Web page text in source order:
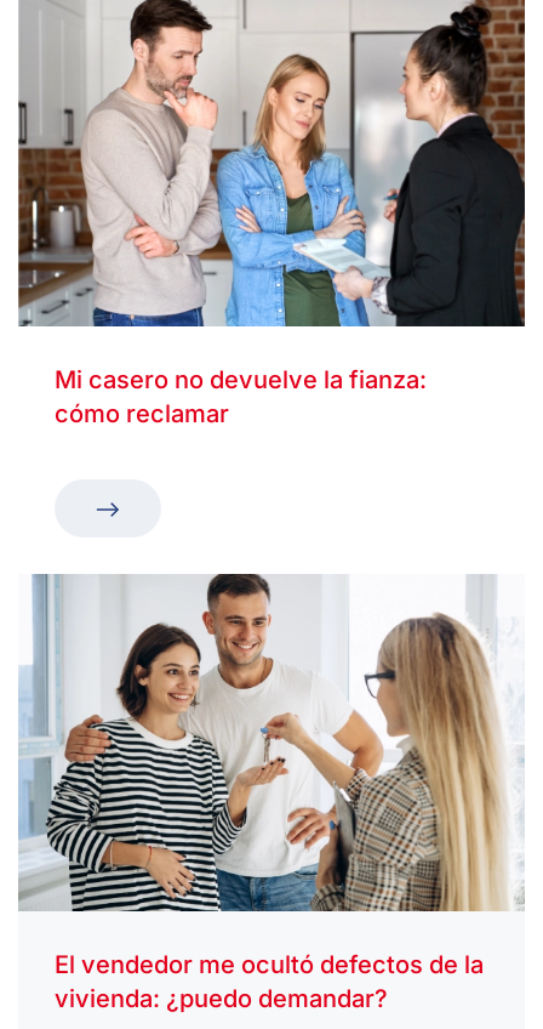
Mi casero no devuelve la fianza:
cómo reclamar
El vendedor me ocultó defectos de la
vivienda: ¿puedo demandar?